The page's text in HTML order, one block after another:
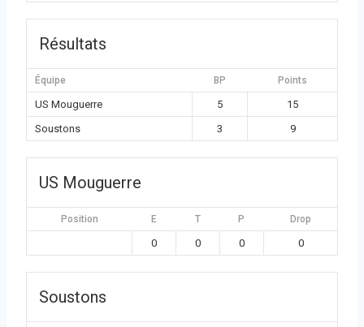
Résultats
Équipe BP Points
US Mouguerre 5
15
Soustons
3 9
US Mouguerre
Position E T P Drop
0 0 0 0
Soustons